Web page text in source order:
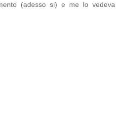
(adesso si) e me lo vedeva